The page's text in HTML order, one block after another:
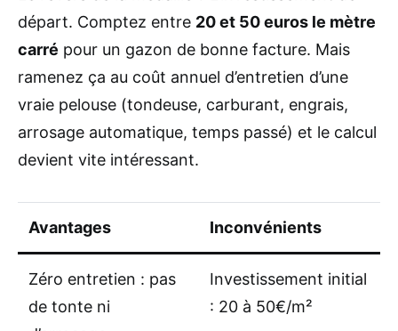
départ. Comptez entre 20 et 50 euros le mètre
carré pour un gazon de bonne facture. Mais
ramenez ça au coût annuel d’entretien d’une
vraie pelouse (tondeuse, carburant, engrais,
arrosage automatique, temps passé) et le calcul
devient vite intéressant.
Avantages Inconvénients
Zéro entretien : pas
de tonte ni
Investissement initial
: 20 à 50€/m²